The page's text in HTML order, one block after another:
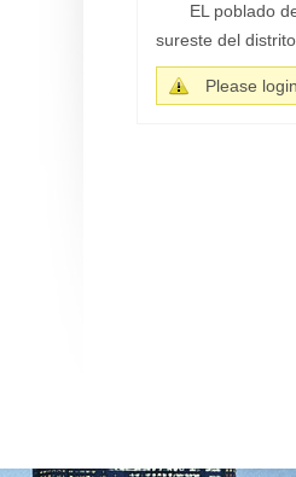
EL poblado
sureste del
Please